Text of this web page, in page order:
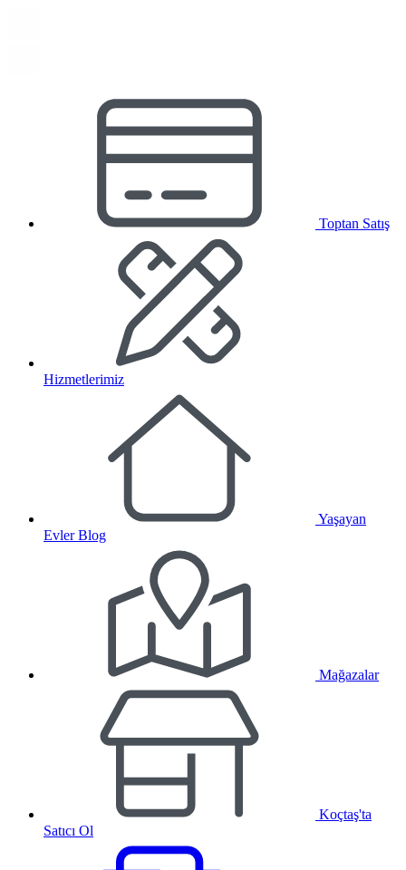
Toptan Satış
Hizmetlerimiz
Yaşayan
Evler Blog
Mağazalar
Koçtaş'ta
Satıcı Ol